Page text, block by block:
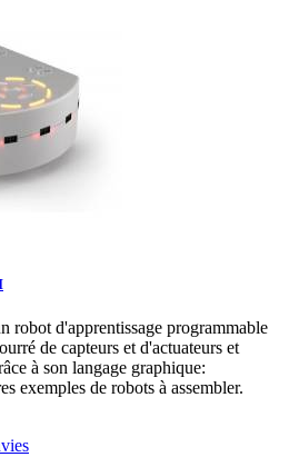
robot d'apprentissage programmable
de capteurs et d'actuateurs et
à son langage graphique:
exemples de robots à assembler.